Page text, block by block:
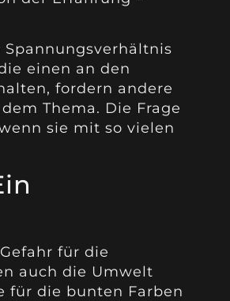
einen an den
fordern andere
Thema. Die Frage
sie mit so vielen
für die
auch die Umwelt
für die bunten Farben